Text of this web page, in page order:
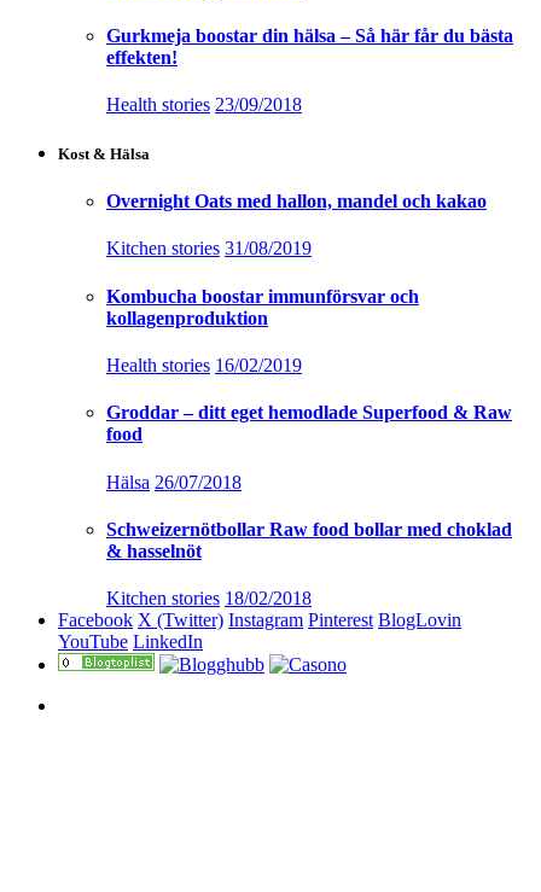
Gurkmeja boostar din hälsa – Så här får du bästa
effekten!
Health stories 23/09/2018
Kost & Hälsa
Overnight Oats med hallon, mandel och kakao
Kitchen stories 31/08/2019
Kombucha boostar immunförsvar och
kollagenproduktion
Health stories 16/02/2019
Groddar – ditt eget hemodlade Superfood & Raw
food
Hälsa 26/07/2018
Schweizernötbollar Raw food bollar med choklad
& hasselnöt
Kitchen stories 18/02/2018
Facebook X (Twitter) Instagram Pinterest BlogLovin
YouTube LinkedIn